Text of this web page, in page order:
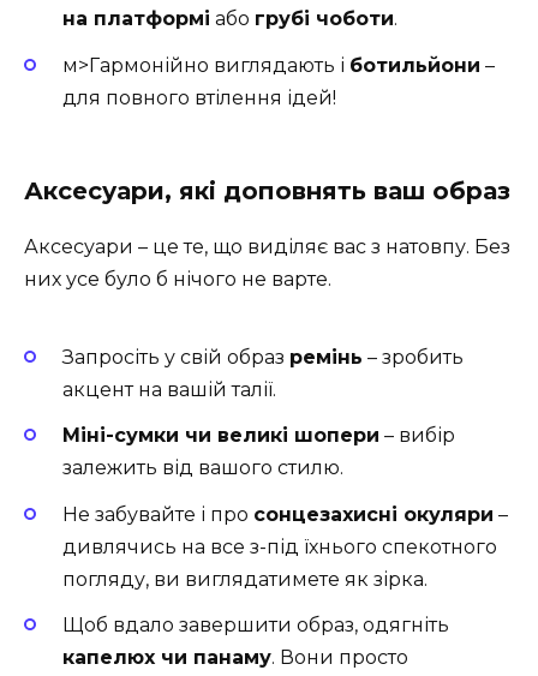
на платформі або грубі чоботи.
м>Гармонійно виглядають і ботильйони –
для повного втілення ідей!
Аксесуари, які доповнять ваш образ
Аксесуари – це те, що виділяє вас з натовпу. Без
них усе було б нічого не варте.
Запросіть у свій образ ремінь – зробить
акцент на вашій талії.
Міні-сумки чи великі шопери – вибір
залежить від вашого стилю.
Не забувайте і про сонцезахисні окуляри –
дивлячись на все з-під їхнього спекотного
погляду, ви виглядатимете як зірка.
Щоб вдало завершити образ, одягніть
капелюх чи панаму. Вони просто